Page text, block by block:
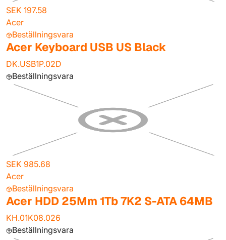
SEK 197.58
Acer
Beställningsvara
Acer Keyboard USB US Black
DK.USB1P.02D
Beställningsvara
SEK 985.68
Acer
Beställningsvara
Acer HDD 25Mm 1Tb 7K2 S-ATA 64MB
KH.01K08.026
Beställningsvara